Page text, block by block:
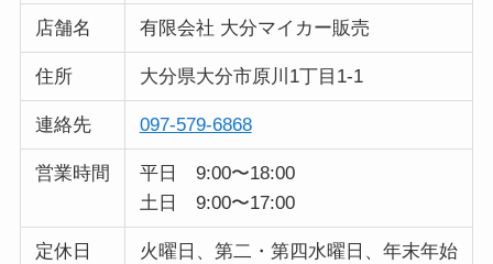
店舗名 有限会社 大分マイカー販売
住所 大分県大分市原川1丁目1-1
連絡先 097-579-6868
営業時間
平日 9:00〜18:00
土日 9:00〜17:00
定休日 火曜日、第二・第四水曜日、年末年始